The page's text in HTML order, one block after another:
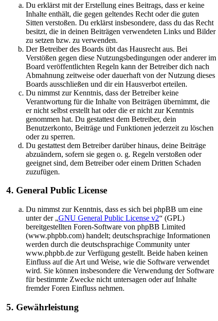
Du erklärst mit der Erstellung eines Beitrags, dass er keine
Inhalte enthält, die gegen geltendes Recht oder die guten
Sitten verstoßen. Du erklärst insbesondere, dass du das Recht
besitzt, die in deinen Beiträgen verwendeten Links und Bilder
zu setzen bzw. zu verwenden.
Der Betreiber des Boards übt das Hausrecht aus. Bei
Verstößen gegen diese Nutzungsbedingungen oder anderer im
Board veröffentlichten Regeln kann der Betreiber dich nach
Abmahnung zeitweise oder dauerhaft von der Nutzung dieses
Boards ausschließen und dir ein Hausverbot erteilen.
Du nimmst zur Kenntnis, dass der Betreiber keine
Verantwortung für die Inhalte von Beiträgen übernimmt, die
er nicht selbst erstellt hat oder die er nicht zur Kenntnis
genommen hat. Du gestattest dem Betreiber, dein
Benutzerkonto, Beiträge und Funktionen jederzeit zu löschen
oder zu sperren.
Du gestattest dem Betreiber darüber hinaus, deine Beiträge
abzuändern, sofern sie gegen o. g. Regeln verstoßen oder
geeignet sind, dem Betreiber oder einem Dritten Schaden
zuzufügen.
4. General Public License
Du nimmst zur Kenntnis, dass es sich bei phpBB um eine
unter der „GNU General Public License v2“ (GPL)
bereitgestellten Foren-Software von phpBB Limited
(www.phpbb.com) handelt; deutschsprachige Informationen
werden durch die deutschsprachige Community unter
www.phpbb.de zur Verfügung gestellt. Beide haben keinen
Einfluss auf die Art und Weise, wie die Software verwendet
wird. Sie können insbesondere die Verwendung der Software
für bestimmte Zwecke nicht untersagen oder auf Inhalte
fremder Foren Einfluss nehmen.
5. Gewährleistung